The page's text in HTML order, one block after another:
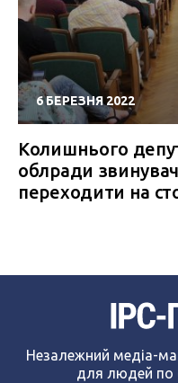
6 БЕРЕЗНЯ 2022
Колишнього
облради
переходити на
Незалежний медіа-
для людей по